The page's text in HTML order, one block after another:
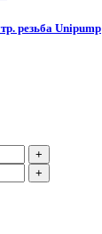
резьба Unipump
+
+